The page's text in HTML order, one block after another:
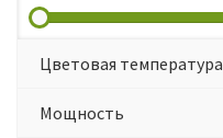
Цветовая температура
Мощность